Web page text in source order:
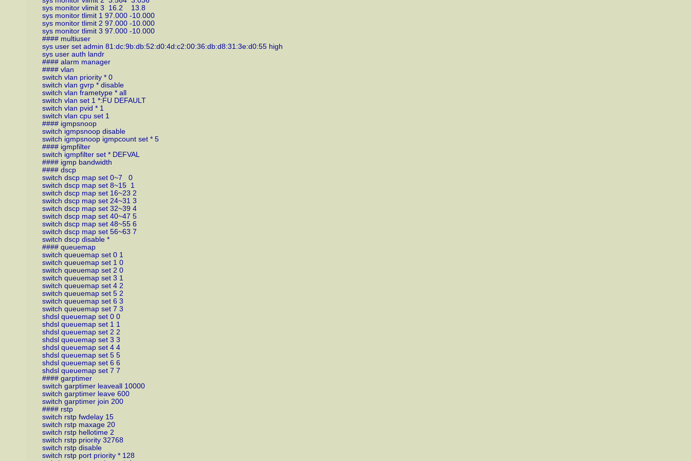
sys monitor vlimit 3 16.2 13.8
sys monitor tlimit 1 97.000 -10.000
sys monitor tlimit 2 97.000 -10.000
sys monitor tlimit 3 97.000 -10.000
#### multiuser
sys user set admin 81:dc:9b:db:52:d0:4d:c2:00:36:db:d8:31:3e:d0:55 high
sys user auth landr
#### alarm manager
#### vlan
switch vlan priority * 0
switch vlan gvrp * disable
switch vlan frametype * all
switch vlan set 1 *:FU DEFAULT
switch vlan pvid * 1
switch vlan cpu set 1
#### igmpsnoop
switch igmpsnoop disable
switch igmpsnoop igmpcount set * 5
#### igmpfilter
switch igmpfilter set * DEFVAL
#### igmp bandwidth
#### dscp
switch dscp map set 0~7 0
switch dscp map set 8~15 1
switch dscp map set 16~23 2
switch dscp map set 24~31 3
switch dscp map set 32~39 4
switch dscp map set 40~47 5
switch dscp map set 48~55 6
switch dscp map set 56~63 7
switch dscp disable *
#### queuemap
switch queuemap set 0 1
switch queuemap set 1 0
switch queuemap set 2 0
switch queuemap set 3 1
switch queuemap set 4 2
switch queuemap set 5 2
switch queuemap set 6 3
switch queuemap set 7 3
shdsl queuemap set 0 0
shdsl queuemap set 1 1
shdsl queuemap set 2 2
shdsl queuemap set 3 3
shdsl queuemap set 4 4
shdsl queuemap set 5 5
shdsl queuemap set 6 6
shdsl queuemap set 7 7
#### garptimer
switch garptimer leaveall 10000
switch garptimer leave 600
switch garptimer join 200
#### rstp
switch rstp fwdelay 15
switch rstp maxage 20
switch rstp hellotime 2
switch rstp priority 32768
switch rstp disable
switch rstp port priority * 128